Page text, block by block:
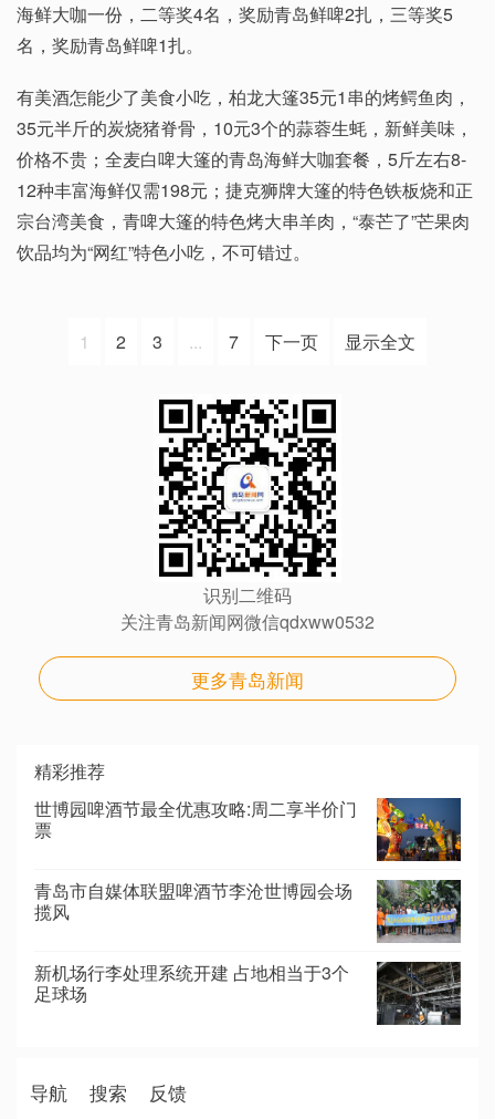
海鲜大咖一份，二等奖4名，奖励青岛鲜啤2扎，三等奖5
名，奖励青岛鲜啤1扎。
有美酒怎能少了美食小吃，柏龙大篷35元1串的烤鳄鱼肉，
35元半斤的炭烧猪脊骨，10元3个的蒜蓉生蚝，新鲜美味，
价格不贵；全麦白啤大篷的青岛海鲜大咖套餐，5斤左右8-
12种丰富海鲜仅需198元；捷克狮牌大篷的特色铁板烧和正
宗台湾美食，青啤大篷的特色烤大串羊肉，“泰芒了”芒果肉
饮品均为“网红”特色小吃，不可错过。
1 2 3 ... 7 下一页 显示全文
识别二维码
关注青岛新闻网微信qdxww0532
更多青岛新闻
精彩推荐
世博园啤酒节最全优惠攻略:周二享半价门
票
青岛市自媒体联盟啤酒节李沧世博园会场
揽风
新机场行李处理系统开建 占地相当于3个
足球场
导航 搜索 反馈